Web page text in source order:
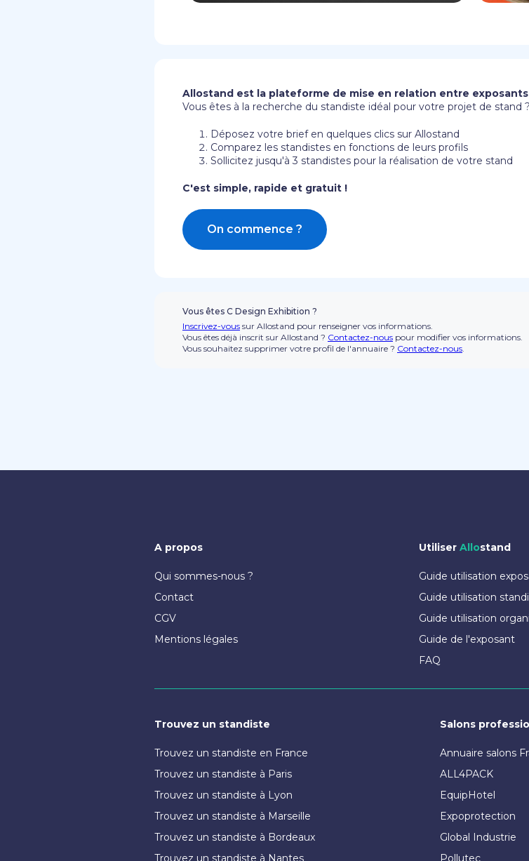
Allostand est la plateforme de mise en relation entre
Vous êtes à la recherche du standiste idéal pour votre projet de stand ?
Déposez votre brief en quelques clics sur Allostand
Comparez les standistes en fonctions de leurs profils
Sollicitez jusqu'à 3 standistes pour la réalisation de votre stand
C'est simple, rapide et gratuit !
On commence ?
Vous êtes C Design Exhibition ?
Inscrivez-vous sur Allostand pour renseigner vos informations.
Vous êtes déjà inscrit sur Allostand ? Contactez-nous pour modifier vos informations.
Vous souhaitez supprimer votre profil de l'annuaire ? Contactez-nous.
A propos
Qui sommes-nous ?
Contact
CGV
Mentions légales
Utiliser Allostand
Guide utilisation
Guide utilisation
Guide utilisation
Guide de l'exposant
FAQ
Trouvez un standiste
Trouvez un standiste en France
Trouvez un standiste à Paris
Trouvez un standiste à Lyon
Trouvez un standiste à Marseille
Trouvez un standiste à Bordeaux
Salons
Annuaire salons
ALL4PACK
EquipHotel
Expoprotection
Global Industrie